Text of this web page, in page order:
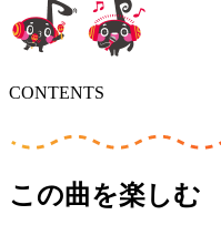
CONTENTS
この曲を楽しむ